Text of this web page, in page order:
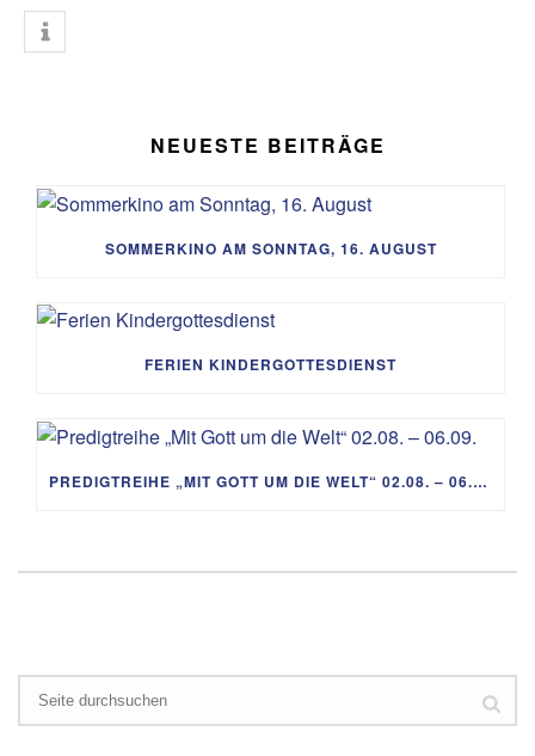
NEUESTE BEITRÄGE
SOMMERKINO AM SONNTAG, 16. AUGUST
FERIEN KINDERGOTTESDIENST
PREDIGTREIHE „MIT GOTT UM DIE WELT“ 02.08. – 06.09.